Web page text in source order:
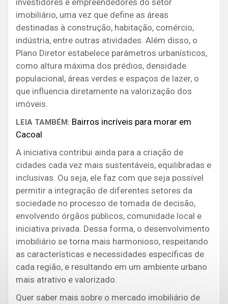
imobiliário, uma vez que define as áreas
destinadas à construção, habitação, comércio,
indústria, entre outras atividades. Além disso, o
Plano Diretor estabelece parâmetros urbanísticos,
como altura máxima dos prédios, densidade
populacional, áreas verdes e espaços de lazer, o
que influencia diretamente na valorização dos
imóveis.
LEIA TAMBÉM: Bairros incríveis para morar em
Cacoal
A iniciativa contribui ainda para a criação de
cidades cada vez mais sustentáveis, equilibradas e
inclusivas. Ou seja, ele faz com que seja possível
permitir a integração de diferentes setores da
sociedade no processo de tomada de decisão,
envolvendo órgãos públicos, comunidade local e
iniciativa privada. Dessa forma, o desenvolvimento
imobiliário se torna mais harmonioso, respeitando
as características e necessidades específicas de
cada região, e resultando em um ambiente urbano
mais atrativo e valorizado.
Quer saber mais sobre o mercado imobiliário de